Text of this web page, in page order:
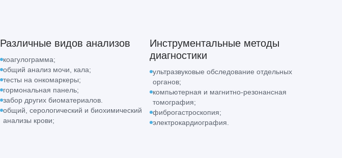
Различные видов анализов
коагулограмма;
общий анализ мочи, кала;
тесты на онкомаркеры;
гормональная панель;
забор других биоматериалов.
общий, серологический и биохимический
анализы крови;
Инструментальные методы
диагностики
ультразвуковые обследование отдельных
органов;
компьютерная и магнитно-резонансная
томография;
фиброгастроскопия;
электрокардиография.